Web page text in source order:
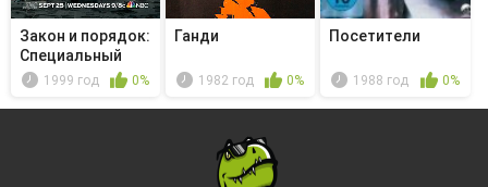
Закон и порядок:
Специальный
корпус -...
1999 год 0%
Ганди
1982 год 0%
Посетители
1988 год 0%